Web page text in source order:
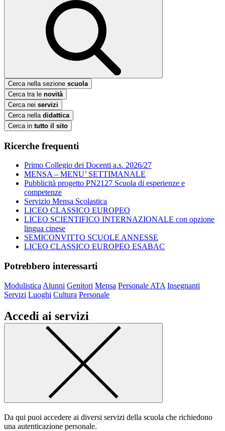
Cerca nella sezione scuola
Cerca tra le novità
Cerca nei servizi
Cerca nella didattica
Cerca in tutto il sito
Ricerche frequenti
Primo Collegio dei Docenti a.s. 2026/27
MENSA – MENU’ SETTIMANALE
Pubblicità progetto PN2127 Scuola di esperienze e
competenze
Servizio Mensa Scolastica
LICEO CLASSICO EUROPEO
LICEO SCIENTIFICO INTERNAZIONALE con opzione
lingua cinese
SEMICONVITTO SCUOLE ANNESSE
LICEO CLASSICO EUROPEO ESABAC
Potrebbero interessarti
Modulistica Alunni Genitori Mensa Personale ATA Insegnanti
Servizi Luoghi Cultura Personale
Accedi ai servizi
Da qui puoi accedere ai diversi servizi della scuola che richiedono
una autenticazione personale.